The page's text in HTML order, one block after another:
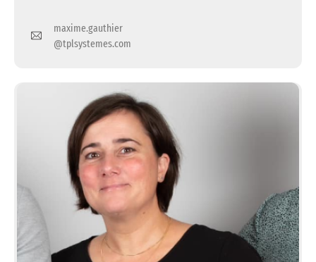
maxime.gauthier
@tplsystemes.com